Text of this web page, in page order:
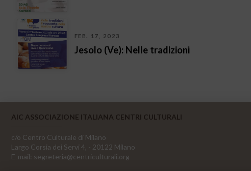
FEB. 17, 2023
Jesolo (Ve): Nelle tradizioni
AIC ASSOCIAZIONE ITALIANA CENTRI CULTURALI
c/o Centro Culturale di Milano
Largo Corsia dei Servi 4, - 20122 Milano
E-mail: segreteria@centriculturali.org